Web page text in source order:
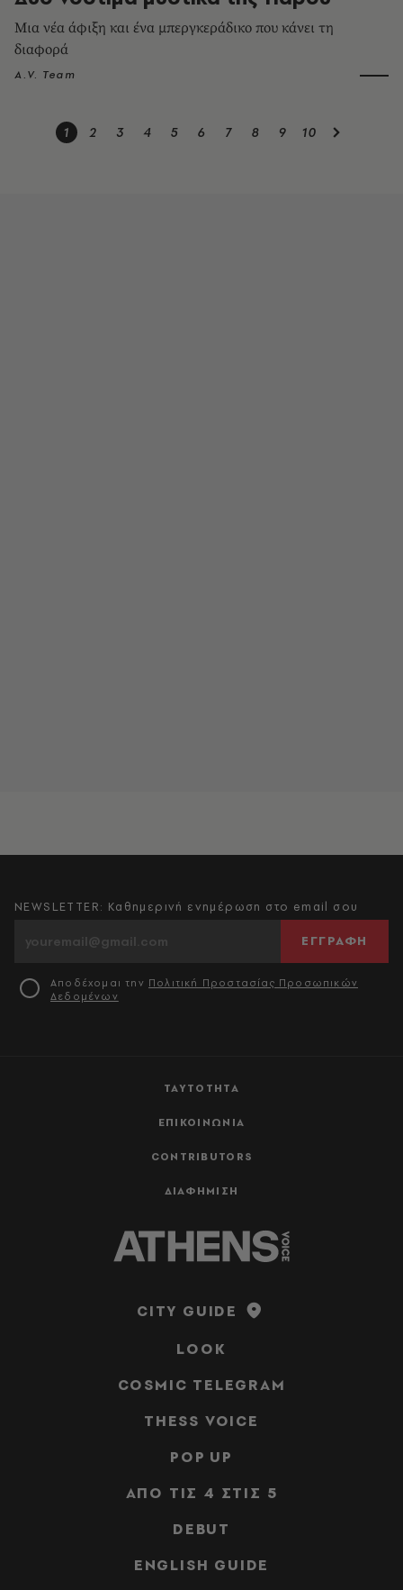
Μια νέα άφιξη και ένα μπεργκεράδικο που κάνει τη
διαφορά
A.V. Team
1 2 3 4 5 6 7 8 9 10
ΤΑΥΤΟΤΗΤΑ
ΕΠΙΚΟΙΝΩΝΙΑ
CONTRIBUTORS
ΔΙΑΦΗΜΙΣΗ
NEWSLETTER: Καθημερινή ενημέρωση στο email σου
ΕΓΓΡΑΦΗ
Αποδέχομαι την Πολιτική Προστασίας Προσωπικών
Δεδομένων
CITY GUIDE
LOOK
COSMIC TELEGRAM
THESS VOICE
POP UP
ΑΠΟ ΤΙΣ 4 ΣΤΙΣ 5
DEBUT
ENGLISH GUIDE